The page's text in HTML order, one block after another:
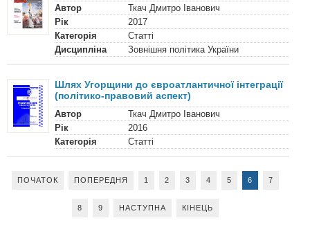
Автор
Ткач Дмитро Іванович
Рік
2017
Категорія
Статті
Дисципліна
Зовнішня політика України
Шлях Угорщини до євроатлантичної інтеграції
(політико-правовий аспект)
Автор
Ткач Дмитро Іванович
Рік
2016
Категорія
Статті
ПОЧАТОК ПОПЕРЕДНЯ 1 2 3 4 5 6 7
8 9 НАСТУПНА КІНЕЦЬ